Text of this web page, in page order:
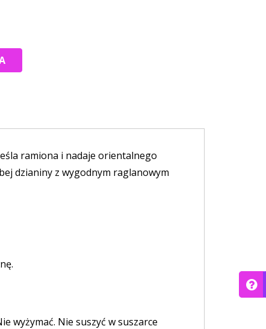
ramiona i nadaje orientalnego
dzianiny z wygodnym raglanowym
wyżymać. Nie suszyć w suszarce